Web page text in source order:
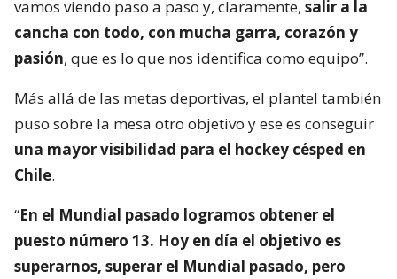
vamos viendo paso a paso y, claramente, salir a la
cancha con todo, con mucha garra, corazón y
pasión, que es lo que nos identifica como equipo”.
Más allá de las metas deportivas, el plantel también
puso sobre la mesa otro objetivo y ese es conseguir
una mayor visibilidad para el hockey césped en
Chile.
“En el Mundial pasado logramos obtener el
puesto número 13. Hoy en día el objetivo es
superarnos, superar el Mundial pasado, pero